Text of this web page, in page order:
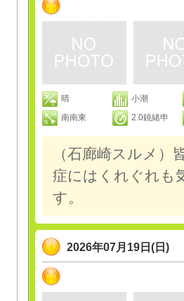
晴 小潮
南南東
2.0鐃緒申
（石廊崎スルメ
症にはくれぐれも
す。
2026年07月19日(日)